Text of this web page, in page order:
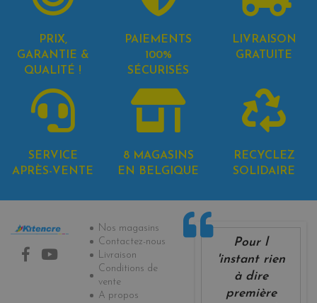
PRIX,
GARANTIE &
QUALITÉ !
PAIEMENTS
100%
SÉCURISÉS
LIVRAISON
GRATUITE
SERVICE
APRÈS-VENTE
8 MAGASINS
EN BELGIQUE
RECYCLEZ
SOLIDAIRE
Informations
Nos magasins
Contactez-nous
Livraison
Conditions de
vente
A propos
Pour l
'instant rien
à dire
première